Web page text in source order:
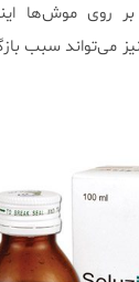
بر روی موش‌ها
می‌تواند سبب